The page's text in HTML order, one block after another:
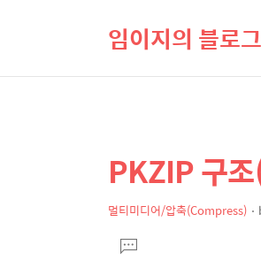
임이지의 블로그
상
세
컨
텐
본
문
제
PKZIP 구
멀티미디어/압축(Compress)
문댓